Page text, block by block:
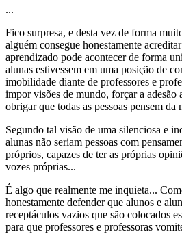
...
Fico surpresa, e desta vez de forma
alguém consegue honestamente
aprendizado pode acontecer de forma
alunas estivessem em uma posição de
imobilidade diante de professores e
impor visões de mundo, forçar a adesão
obrigar que todas as pessoas pensem da
Segundo tal visão de uma silenciosa e
alunas não seriam pessoas com
próprios, capazes de ter as próprias
vozes próprias...
É algo que realmente me inquieta...
honestamente defender que alunos e
receptáculos vazios que são colocados
para que professores e professoras